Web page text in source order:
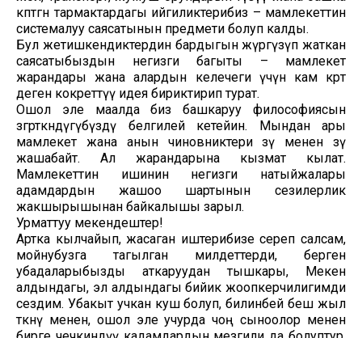
көптөгөн тармактардагы ийгиликтерибиз – мамлекеттин
системалуу саясатынын предмети болуп калды.
Бул жетишкендиктердин бардыгын жүргүзүп жаткан
саясатыбыздын негизги багыты – мамлекет
жарандары жана алардын келечеги үчүн кам көрөт
деген кокреттүү идея бириктирип турат.
Ошол эле маалда биз башкаруу философиясын
өзгөрткөндүгүбүздү белгилей кетейин. Мындан ары
мамлекет жана анын чиновниктери өзү менен өзү
жашабайт. Ал жарандарына кызмат кылат.
Мамлекеттин ишинин негизги натыйжалары
адамдардын жашоо шартынын сезилерлик
жакшырышынан байкалышы зарыл.
Урматтуу мекендештер!
Артка кылчайып, жасаган иштерибизе сереп салсам,
мойнубузга тагылган милдеттерди, берген
убадаларыбызды аткаруудан тышкары, Мекен
алдындагы, эл алдындагы бийик жоопкерчилигимди
сездим. Убакыт учкан куш болуп, билинбей беш жыл
өткөнү менен, ошол эле учурда чоң сыноолор менен